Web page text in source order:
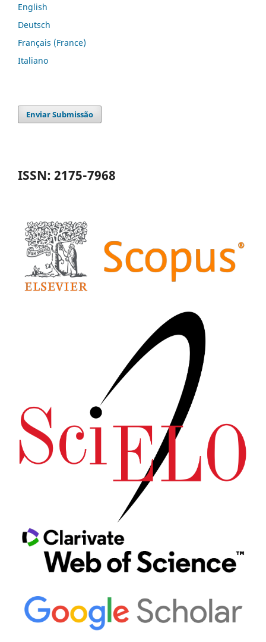
English
Deutsch
Français (France)
Italiano
Enviar Submissão
ISSN: 2175-7968